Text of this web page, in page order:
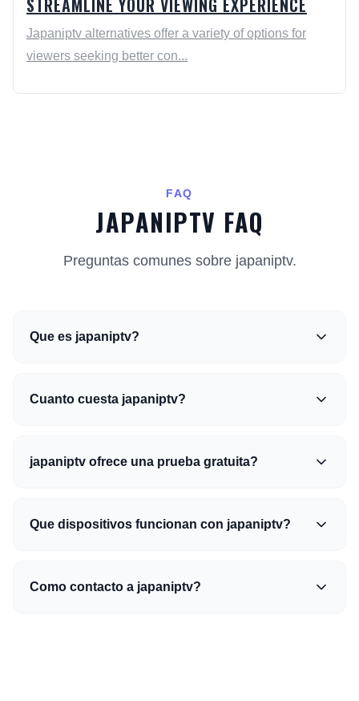
STREAMLINE YOUR VIEWING EXPERIENCE
Japaniptv alternatives offer a variety of options for
viewers seeking better con...
FAQ
JAPANIPTV FAQ
Preguntas comunes sobre japaniptv.
Que es japaniptv?
Cuanto cuesta japaniptv?
japaniptv ofrece una prueba gratuita?
Que dispositivos funcionan con japaniptv?
Como contacto a japaniptv?